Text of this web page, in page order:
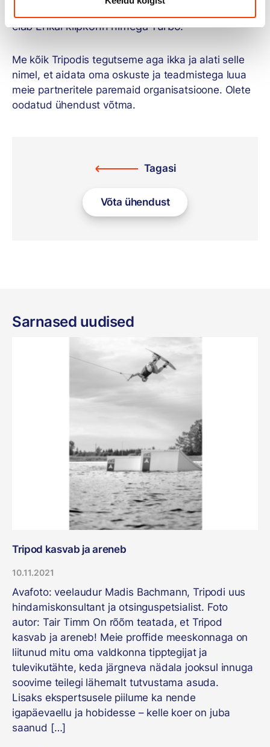
elab Erikal kilpkonn nimega Turbo.
Me kõik Tripodis tegutseme aga ikka ja alati selle
nimel, et aidata oma oskuste ja teadmistega luua
meie partneritele paremaid organisatsioone. Olete
oodatud ühendust võtma.
Tagasi
Võta ühendust
Sarnased uudised
Tripod kasvab ja areneb
10.11.2021
Avafoto: veelaudur Madis Bachmann, Tripodi uus
hindamiskonsultant ja otsinguspetsialist. Foto
autor: Tair Timm On rõõm teatada, et Tripod
kasvab ja areneb! Meie proffide meeskonnaga on
liitunud mitu oma valdkonna tipptegijat ja
tulevikutähte, keda järgneva nädala jooksul innuga
soovime teilegi lähemalt tutvustama asuda.
Lisaks ekspertsusele piilume ka nende
igapäevaellu ja hobidesse – kelle koer on juba
saanud […]